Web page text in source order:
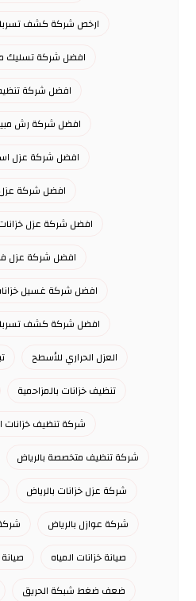
ارخص شركة كشف تسربات
افضل شركة تسليك
افضل شركة
افضل شركة رش
افضل شركة عزل
افضل شركة عزل
افضل شركة عزل خزانات
افضل شركة عزل
افضل شركة غسيل
افضل شركة كشف تسربات
العزل الحراري للأسطح
تنظيف خزانات بالمزاحمية
شركة تنظيف خزانات
شركة تنظيف متخصصة بالرياض
شركة عزل خزانات بالرياض
شركة عوازل بالرياض
صيانة خزانات المياه
ضعف ضغط شبكة الحريق